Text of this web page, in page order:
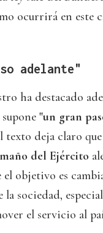
ocurrirá en este
adelante"
ha destacado
"un gran
texto deja claro
del Ejército
el objetivo es
sociedad,
el servicio al